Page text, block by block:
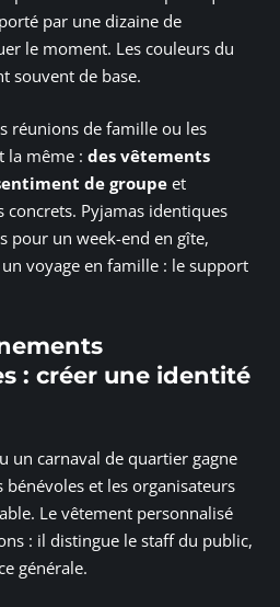
par une dizaine de
le moment. Les couleurs du
souvent de base.
réunions de famille ou les
la même : des vêtements
de groupe et
Pyjamas identiques
pour un week-end en gîte,
voyage en famille : le support
: créer une identité
un carnaval de quartier gagne
et les organisateurs
Le vêtement personnalisé
: il distingue le staff du public,
générale.